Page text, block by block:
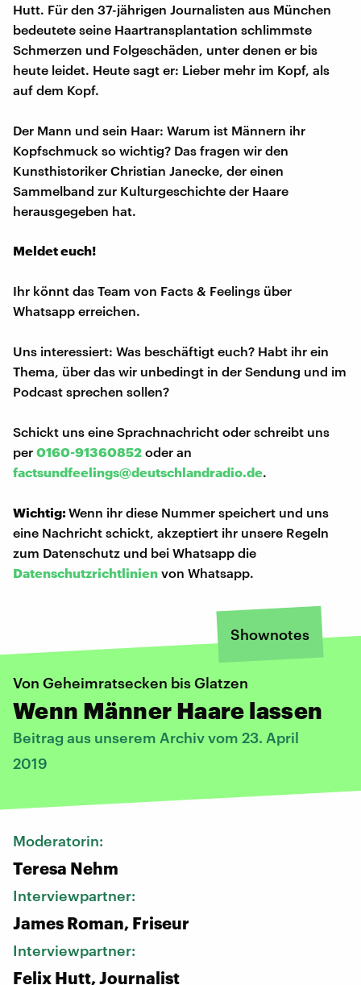
Hutt. Für den 37-jährigen Journalisten aus München
bedeutete seine Haartransplantation schlimmste
Schmerzen und Folgeschäden, unter denen er bis
heute leidet. Heute sagt er: Lieber mehr im Kopf, als
auf dem Kopf.
Der Mann und sein Haar: Warum ist Männern ihr
Kopfschmuck so wichtig? Das fragen wir den
Kunsthistoriker Christian Janecke, der einen
Sammelband zur Kulturgeschichte der Haare
herausgegeben hat.
Meldet euch!
Ihr könnt das Team von Facts & Feelings über
Whatsapp erreichen.
Uns interessiert: Was beschäftigt euch? Habt ihr ein
Thema, über das wir unbedingt in der Sendung und im
Podcast sprechen sollen?
Schickt uns eine Sprachnachricht oder schreibt uns
per 0160-91360852 oder an
factsundfeelings@deutschlandradio.de.
Wichtig:Wenn ihr diese Nummer speichert und uns
eine Nachricht schickt, akzeptiert ihr unsere Regeln
zum Datenschutz und bei Whatsapp die
Datenschutzrichtlinien von Whatsapp.
Shownotes
Von Geheimratsecken bis Glatzen
Wenn Männer Haare lassen
Beitrag aus unserem Archiv vom 23. April
2019
Moderatorin:
Teresa Nehm
Interviewpartner:
James Roman, Friseur
Interviewpartner:
Felix Hutt, Journalist